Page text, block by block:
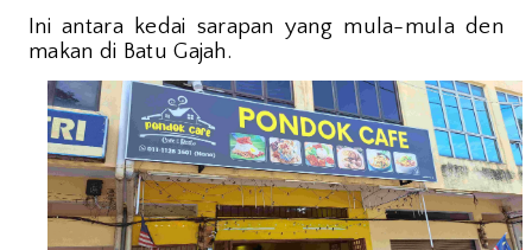
Ini antara kedai sarapan yang mula-mula den
makan di Batu Gajah.